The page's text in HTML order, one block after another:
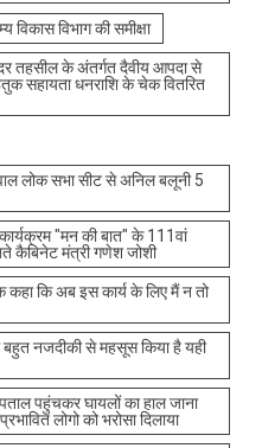
विकास विभाग की समीक्षा
तहसील के अंतर्गत दैवीय आपदा से
सहायता धनराशि के चेक वितरित
लोक सभा सीट से अनिल बलूनी 5
"मन की बात" के 111वां
कैबिनेट मंत्री गणेश जोशी
कहा कि अब इस कार्य के लिए मैं न तो
बहुत नजदीकी से महसूस किया है यही
पहुंचकर घायलों का हाल जाना
लोगो को भरोसा दिलाया